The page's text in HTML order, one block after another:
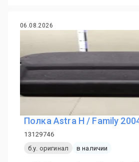
06.08.2026
Полка Astra H / Family
13129746
б.у. оригинал
в наличии